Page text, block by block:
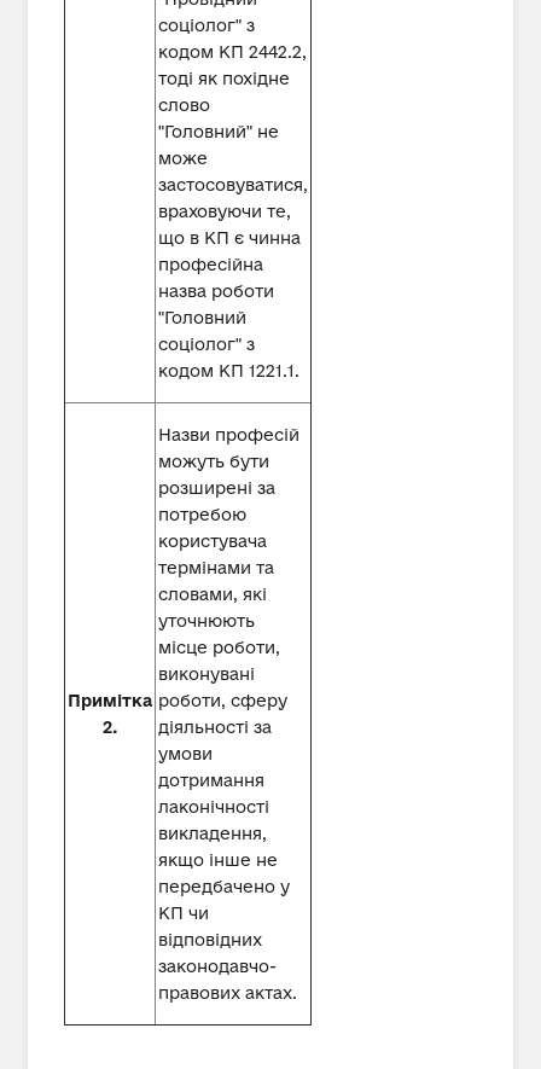
соціолог" з
кодом КП 2442.2,
тоді як похідне
слово
"Головний" не
може
застосовуватися,
враховуючи те,
що в КП є чинна
професійна
назва роботи
"Головний
соціолог" з
кодом КП 1221.1.
Примітка
2.
Назви професій
можуть бути
розширені за
потребою
користувача
термінами та
словами, які
уточнюють
місце роботи,
виконувані
роботи, сферу
діяльності за
умови
дотримання
лаконічності
викладення,
якщо інше не
передбачено у
КП чи
відповідних
законодавчо-
правових актах.